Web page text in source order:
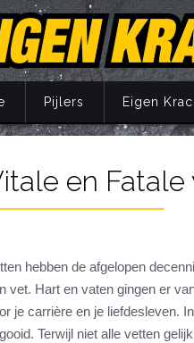
Pijlers Eigen
Principes
Training
Supplementen
Herstel
Mentaal
en
hebben de afgelopen
vet. Hart en vaten gingen er
je carrière en je liefdesleven.
Terwijl niet alle vetten